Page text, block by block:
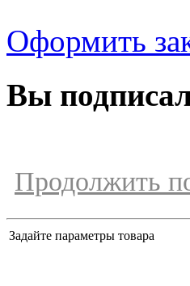
Оформить
Вы
Продолжить
Задайте параметры товара